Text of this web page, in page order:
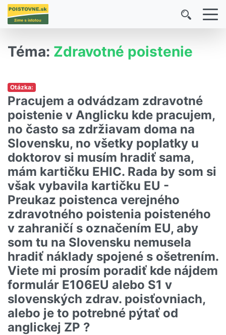
Téma: Zdravotné poistenie
Otázka:
Pracujem a odvádzam zdravotné
poistenie v Anglicku kde pracujem,
no často sa zdržiavam doma na
Slovensku, no všetky poplatky u
doktorov si musím hradiť sama,
mám kartičku EHIC. Rada by som si
však vybavila kartičku EU -
Preukaz poistenca verejného
zdravotného poistenia poisteného
v zahraničí s označením EU, aby
som tu na Slovensku nemusela
hradiť náklady spojené s ošetrením.
Viete mi prosím poradiť kde nájdem
formulár E106EU alebo S1 v
slovenských zdrav. poisťovniach,
alebo je to potrebné pýtať od
anglickej ZP ?